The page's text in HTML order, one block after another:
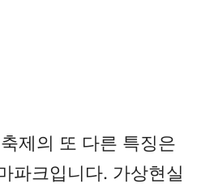
제의 또 다른 특징은
파크입니다. 가상현실